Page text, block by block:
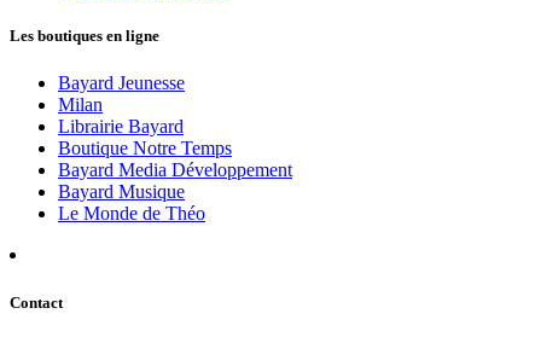
Les boutiques en ligne
Bayard Jeunesse
Milan
Librairie Bayard
Boutique Notre Temps
Bayard Media Développement
Bayard Musique
Le Monde de Théo
Contact